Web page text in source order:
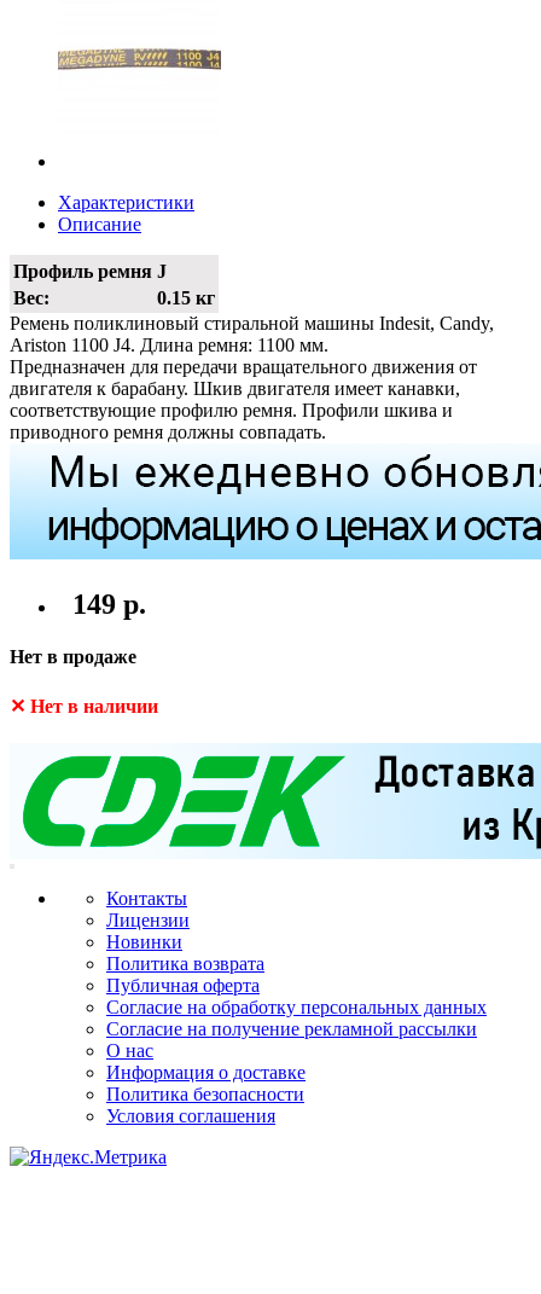
Характеристики
Описание
Профиль ремня J
Вес:
0.15 кг
Ремень поликлиновый стиральной машины Indesit, Candy,
Ariston 1100 J4. Длина ремня: 1100 мм.
Предназначен для передачи вращательного движения от
двигателя к барабану. Шкив двигателя имеет канавки,
соответствующие профилю ремня. Профили шкива и
приводного ремня должны совпадать.
149 р.
Нет в продаже
✕ Нет в наличии
Контакты
Лицензии
Новинки
Политика возврата
Публичная оферта
Согласие на обработку персональных данных
Согласие на получение рекламной рассылки
О нас
Информация о доставке
Политика безопасности
Условия соглашения